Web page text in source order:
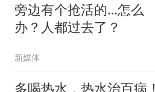
旁边有个抢活的…怎么
办？人都过去了？
新媒体
多喝热水，热水治百病！